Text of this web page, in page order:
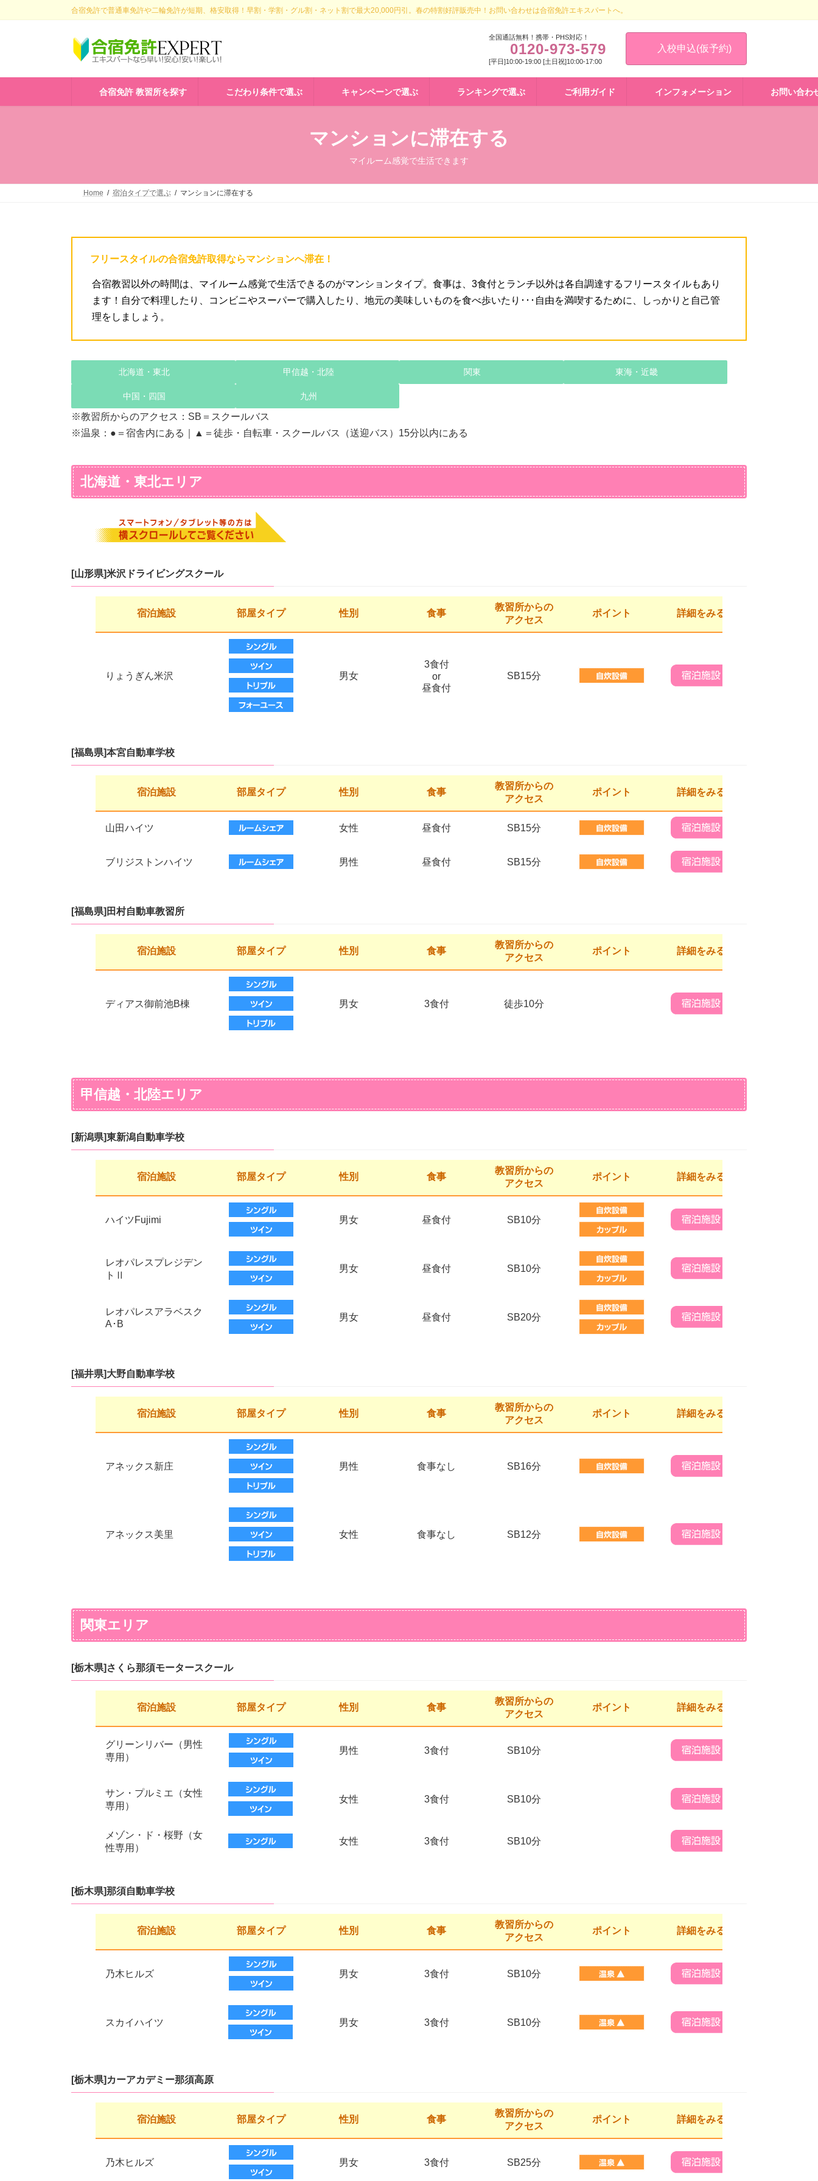
ン
ッ
ビ
移
合宿免許で普通車免許や二輪免許が短期、格安取得！早割・学割・グル割・ネット割で最大20,000円引。春の特割好評販売中！お問い合わせは合宿免許エキスパートへ。
全国通話無料！携帯・PHS対応！
0120-973-579
[平日]10:00-19:00 [土日祝]10:00-17:00
入校申込(仮予約)
合宿免許 教習所を探す こだわり条件で選ぶ キャンペーンで選ぶ ランキングで選ぶ ご利用ガイド インフォメーション お問い合わ
マンションに滞在する
マイルーム感覚で生活できます
Home 宿泊タイプで選ぶ マンションに滞在する
フリースタイルの合宿免許取得ならマンションへ滞在！
合宿教習以外の時間は、マイルーム感覚で生活できるのがマンションタイプ。食事は、3食付とランチ以外は各自調達するフリースタイルもあり
ます！自分で料理したり、コンビニやスーパーで購入したり、地元の美味しいものを食べ歩いたり･･･自由を満喫するために、しっかりと自己管
理をしましょう。
北海道・東北 甲信越・北陸 関東 東海・近畿
中国・四国 九州
※教習所からのアクセス：SB＝スクールバス
※温泉：●＝宿舎内にある｜▲＝徒歩・自転車・スクールバス（送迎バス）15分以内にある
北海道・東北エリア
[山形県]米沢ドライビングスクール
宿泊施設 部屋タイプ 性別 食事
教習所からの
アクセス
ポイント 詳細をみる
りょうぎん米沢 男女
3食付
or
昼食付
SB15分
[福島県]本宮自動車学校
宿泊施設 部屋タイプ 性別 食事
教習所からの
アクセス
ポイント 詳細をみる
山田ハイツ 女性 昼食付 SB15分
ブリジストンハイツ 男性 昼食付 SB15分
[福島県]田村自動車教習所
宿泊施設 部屋タイプ 性別 食事
教習所からの
アクセス
ポイント 詳細をみる
ディアス御前池B棟 男女 3食付 徒歩10分
甲信越・北陸エリア
[新潟県]東新潟自動車学校
宿泊施設 部屋タイプ 性別 食事
教習所からの
アクセス
ポイント 詳細をみる
ハイツFujimi 男女 昼食付 SB10分
レオパレスプレジデン
トⅡ
男女 昼食付 SB10分
レオパレスアラベスク
A･B
男女 昼食付 SB20分
[福井県]大野自動車学校
宿泊施設 部屋タイプ 性別 食事
教習所からの
アクセス
ポイント 詳細をみる
アネックス新庄 男性 食事なし SB16分
アネックス美里 女性 食事なし SB12分
関東エリア
[栃木県]さくら那須モータースクール
宿泊施設 部屋タイプ 性別 食事
教習所からの
アクセス
ポイント 詳細をみる
グリーンリバー（男性
専用）
男性 3食付 SB10分
サン・プルミエ（女性
専用）
女性 3食付 SB10分
メゾン・ド・桜野（女
性専用）
女性 3食付 SB10分
[栃木県]那須自動車学校
宿泊施設 部屋タイプ 性別 食事
教習所からの
アクセス
ポイント 詳細をみる
乃木ヒルズ 男女 3食付 SB10分
スカイハイツ 男女 3食付 SB10分
[栃木県]カーアカデミー那須高原
宿泊施設 部屋タイプ 性別 食事
教習所からの
アクセス
ポイント 詳細をみる
乃木ヒルズ 男女 3食付 SB25分